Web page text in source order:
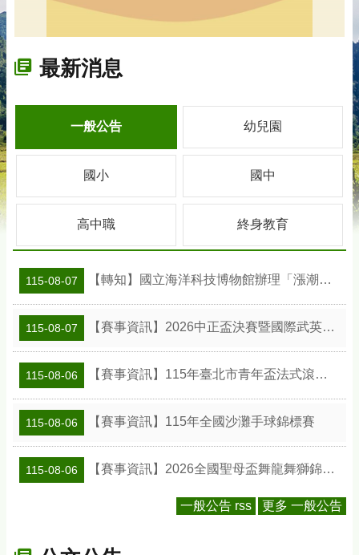
最新消息
一般公告 幼兒園
國小 國中
高中職 終身教育
115-08-07 【轉知】國立海洋科技博物館辦理「漲潮時刻—原民智慧主題探索課程」參訪補助案
115-08-07 【賽事資訊】2026中正盃決賽暨國際武英盃武術精英錦標賽
115-08-06 【賽事資訊】115年臺北市青年盃法式滾球錦標賽
115-08-06 【賽事資訊】115年全國沙灘手球錦標賽
115-08-06 【賽事資訊】2026全國聖母盃舞龍舞獅錦標賽
一般公告 rss 更多 一般公告